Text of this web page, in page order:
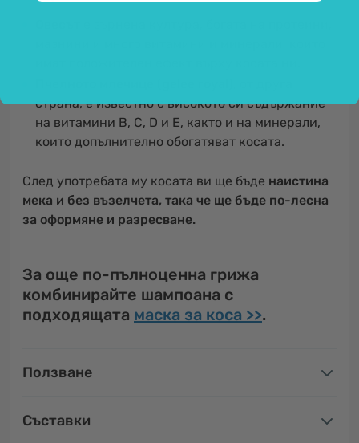
страна, е известно с високото си съдържание
на витамини B, C, D и E, както и на минерали,
които допълнително обогатяват косата.
След употребата му косата ви ще бъде наистина
мека и без възелчета, така че ще бъде по-лесна
за оформяне и разресване.
За още по-пълноценна грижа
комбинирайте шампоана с
подходящата маска за коса >>.
Ползване
Съставки